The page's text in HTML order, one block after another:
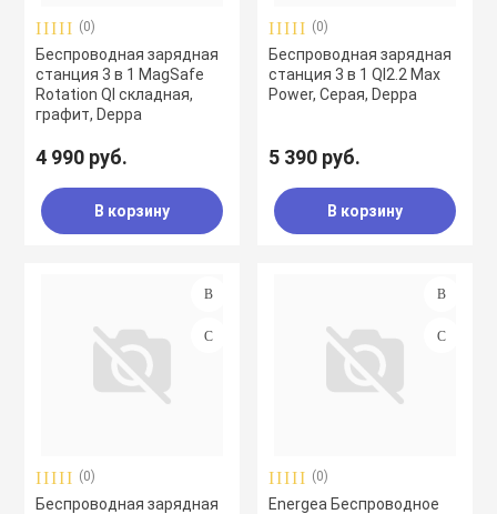
(0)
Беспроводная зарядная
станция 3 в 1 MagSafe
Rotation QI складная,
графит, Deppa
4 990 руб.
В корзину
(0)
Беспроводная зарядная
станция 3 в 1 QI2.2 Max
Power, Серая, Deppa
5 390 руб.
В корзину
(0)
Беспроводная зарядная
(0)
Energea Беспроводное